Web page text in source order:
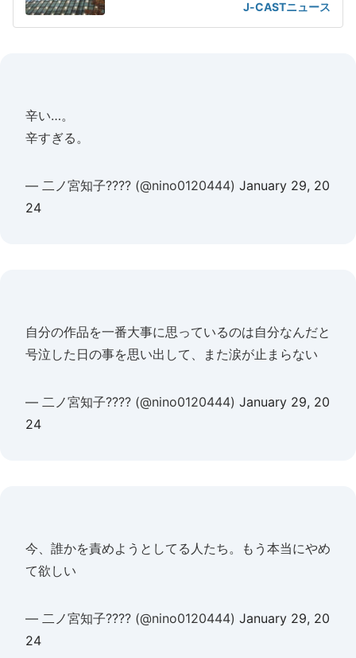
J-CASTニュース
辛い…。
辛すぎる。
— 二ノ宮知子???? (@nino0120444) January 29, 20
24
自分の作品を一番大事に思っているのは自分なんだと
号泣した日の事を思い出して、また涙が止まらない
— 二ノ宮知子???? (@nino0120444) January 29, 20
24
今、誰かを責めようとしてる人たち。もう本当にやめ
て欲しい
— 二ノ宮知子???? (@nino0120444) January 29, 20
24